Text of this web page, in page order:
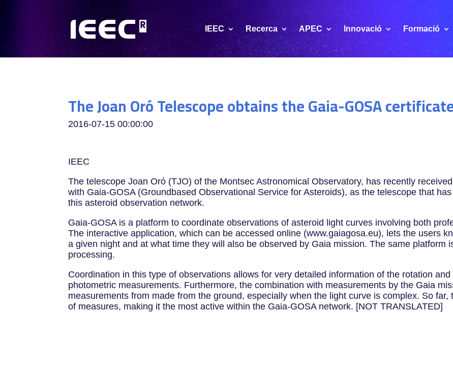
IEEC Recerca APEC Innovació Formació
The Joan Oró Telescope obtains the Gaia-GOSA
2016-07-15 00:00:00
IEEC
The telescope Joan Oró (TJO) of the Montsec Astronomical Observatory, has recently
with Gaia-GOSA (Groundbased Observational Service for Asteroids), as the telescope that
this asteroid observation network.
Gaia-GOSA is a platform to coordinate observations of asteroid light curves involving both
The interactive application, which can be accessed online (www.gaiagosa.eu), lets the users
a given night and at what time they will also be observed by Gaia mission. The same platform
processing.
Coordination in this type of observations allows for very detailed information of the rotation
photometric measurements. Furthermore, the combination with measurements by the Gaia
measurements from made from the ground, especially when the light curve is complex. So
of measures, making it the most active within the Gaia-GOSA network. [NOT TRANSLATED]